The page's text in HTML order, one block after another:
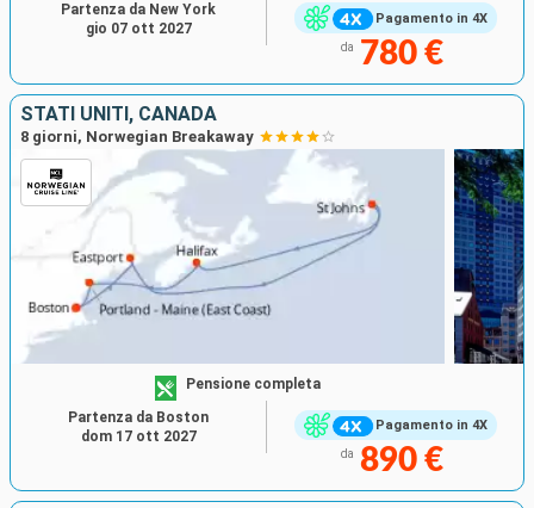
Pagamento in 4X
da 780 €
Partenza da New York
gio 07 ott 2027
STATI UNITI, CANADA
8 giorni, Norwegian Breakaway
Pagamento in 4X
Pensione completa
da 890 €
Partenza da Boston
dom 17 ott 2027